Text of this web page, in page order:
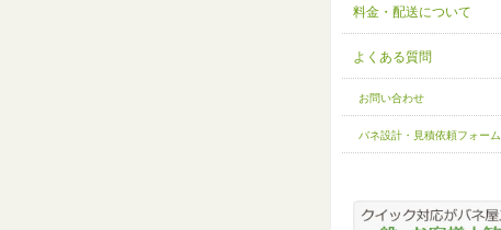
料金・配送について
よくある質問
お問い合わせ
バネ設計・見積依頼フォーム